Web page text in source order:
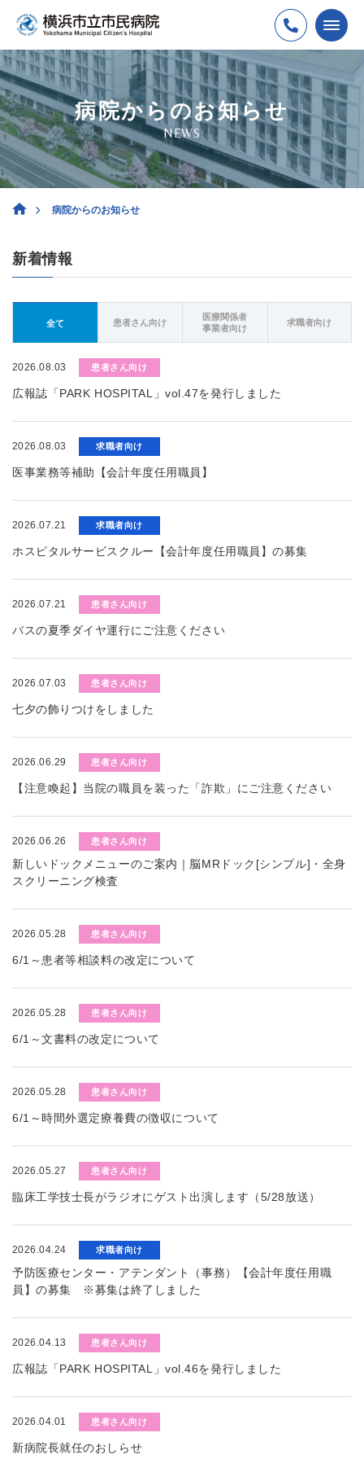
病院からのお知らせ
NEWS
病院からのお知らせ
新着情報
全て 患者さん向け
医療関係者
事業者向け
求職者向け
2026.08.03 患者さん向け
広報誌「PARK HOSPITAL」vol.47を発行しました
2026.08.03 求職者向け
医事業務等補助【会計年度任用職員】
2026.07.21 求職者向け
ホスピタルサービスクルー【会計年度任用職員】の募集
2026.07.21 患者さん向け
バスの夏季ダイヤ運行にご注意ください
2026.07.03 患者さん向け
七夕の飾りつけをしました
2026.06.29 患者さん向け
【注意喚起】当院の職員を装った「詐欺」にご注意ください
2026.06.26 患者さん向け
新しいドックメニューのご案内｜脳MRドック[シンプル]・全身
スクリーニング検査
2026.05.28 患者さん向け
6/1～患者等相談料の改定について
2026.05.28 患者さん向け
6/1～文書料の改定について
2026.05.28 患者さん向け
6/1～時間外選定療養費の徴収について
2026.05.27 患者さん向け
臨床工学技士長がラジオにゲスト出演します（5/28放送）
2026.04.24 求職者向け
予防医療センター・アテンダント（事務）【会計年度任用職
員】の募集 ※募集は終了しました
2026.04.13 患者さん向け
広報誌「PARK HOSPITAL」vol.46を発行しました
2026.04.01 患者さん向け
新病院長就任のおしらせ